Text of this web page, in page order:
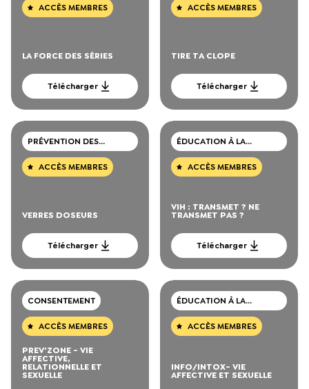
ACCÈS MEMBRES
LA FORCE DES SÉRIES
Télécharger
DROGUES
ACCÈS MEMBRES
TIRE TA CLOPE
Télécharger
PRÉVENTION DES
CONSOMMATIONS DE
DROGUES
ACCÈS MEMBRES
VERRES DOSEURS
Télécharger
ÉDUCATION À LA
SEXUALITÉ
ACCÈS MEMBRES
VIH : TRANSMET ? NE
TRANSMET PAS ?
Télécharger
CONSENTEMENT
ACCÈS MEMBRES
PREV'ZONE - VIE
AFFECTIVE,
RELATIONNELLE ET
SEXUELLE
ÉDUCATION À LA
SEXUALITÉ
ACCÈS MEMBRES
INFO/INTOX- VIE
AFFECTIVE ET SEXUELLE